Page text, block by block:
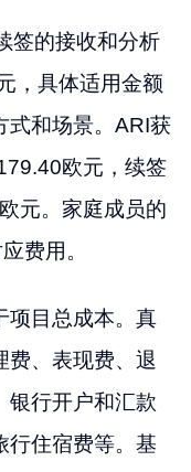
签的接收和分析
，具体适用金额
式和场景。ARI获
欧元，续签
元。家庭成员的
费用。
项目总成本。真
费、表现费、退
银行开户和汇款
行住宿费等。基